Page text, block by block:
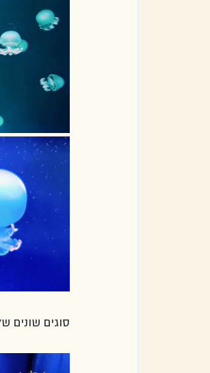
סוגים שונים